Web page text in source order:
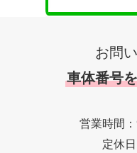
お問
車体番号
営業時間
定休